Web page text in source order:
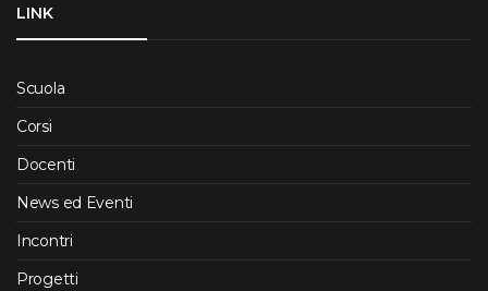
LINK
Scuola
Corsi
Docenti
News ed Eventi
Incontri
Progetti